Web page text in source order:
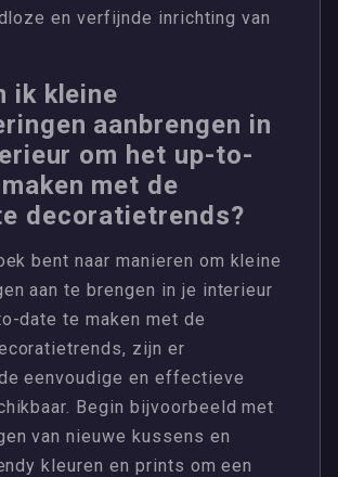
en verfijnde inrichting van
ik kleine
aanbrengen in
om het up-to-
met de
decoratietrends?
bent naar manieren om kleine
aan te brengen in je interieur
date te maken met de
zijn er
eenvoudige en effectieve
Begin bijvoorbeeld met
van nieuwe kussens en
kleuren en prints om een